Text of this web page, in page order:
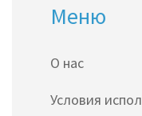
Меню
О нас
Условия